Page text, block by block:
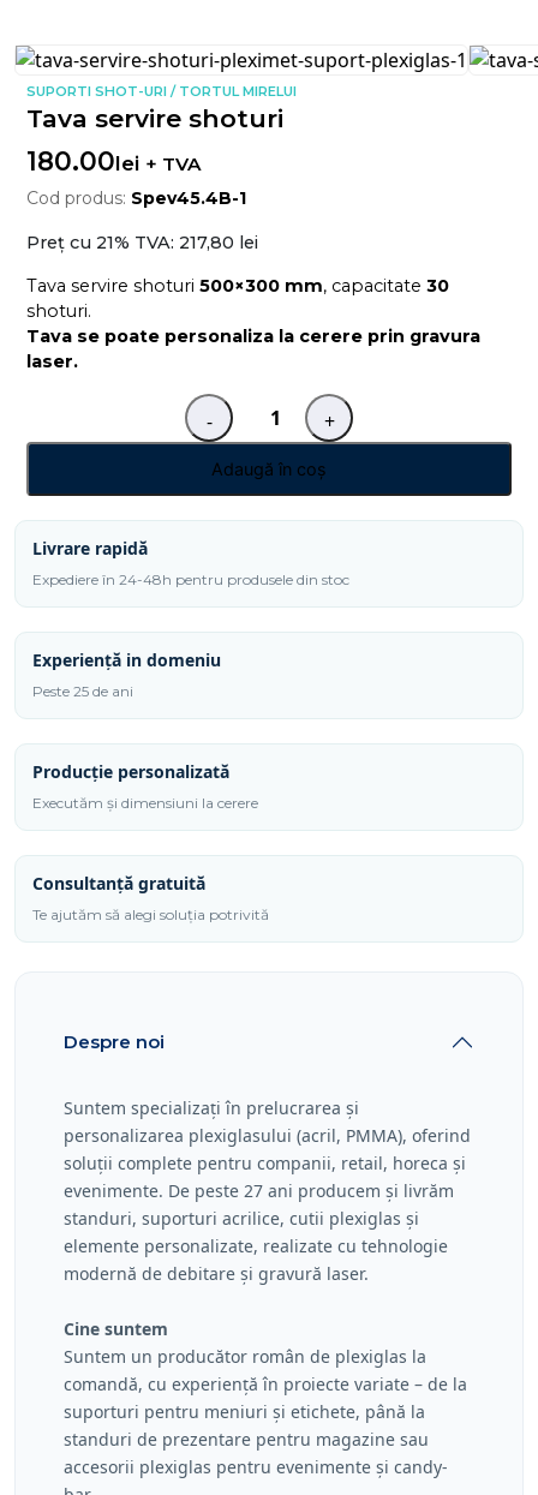
SUPORTI SHOT-URI / TORTUL MIRELUI
Tava servire shoturi
180.00lei + TVA
Cod produs: Spev45.4B-1
Preț cu 21% TVA: 217,80 lei
Tava servire shoturi 500×300 mm, capacitate 30
shoturi.
Tava se poate personaliza la cerere prin gravura
laser.
-
Cantitate
Tava
shoturi
+
Adaugă în coș
Livrare rapidă
Expediere în 24-48h pentru produsele din stoc
Experiență in domeniu
Peste 25 de ani
Producție personalizată
Executăm și dimensiuni la cerere
Consultanță gratuită
Te ajutăm să alegi soluția potrivită
Despre noi
Suntem specializați în prelucrarea și
personalizarea plexiglasului (acril, PMMA), oferind
soluții complete pentru companii, retail, horeca și
evenimente. De peste 27 ani producem și livrăm
standuri, suporturi acrilice, cutii plexiglas și
elemente personalizate, realizate cu tehnologie
modernă de debitare și gravură laser.
Cine suntem
Suntem un producător român de plexiglas la
comandă, cu experiență în proiecte variate – de la
suporturi pentru meniuri și etichete, până la
standuri de prezentare pentru magazine sau
accesorii plexiglas pentru evenimente și candy-